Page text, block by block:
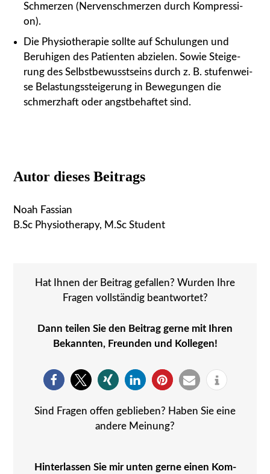
Schmer­zen (Ner­ven­schmer­zen durch Kom­pres­si­
on).
Die Phy­sio­the­ra­pie soll­te auf Schu­lun­gen und
Beru­hi­gen des Pati­en­ten abzie­len. Sowie Stei­ge­
rung des Selbst­be­wusst­seins durch z. B. stu­fen­wei­
se Belas­tungs­stei­ge­rung in Bewe­gun­gen die
schmerz­haft oder angst­be­haf­tet sind.
Autor die­ses Bei­trags
Noah Fas­si­an
B.Sc Phy­sio­the­ra­py, M.Sc Stu­dent
Hat Ihnen der Bei­trag gefal­len? Wur­den Ihre
Fra­gen voll­stän­dig beant­wor­tet?
Dann tei­len Sie den Bei­trag ger­ne mit Ihren
Bekann­ten, Freun­den und Kol­le­gen!
Sind Fra­gen offen geblie­ben? Haben Sie eine
ande­re Mei­nung?
Hin­ter­las­sen Sie mir unten ger­ne einen Kom­